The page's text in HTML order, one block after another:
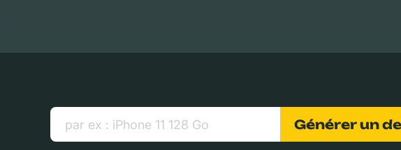
Générer un